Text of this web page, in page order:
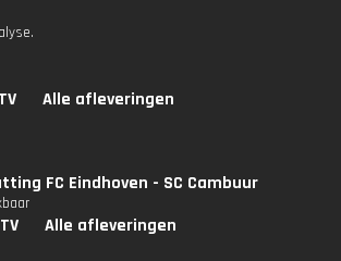
Alle afleveringen
FC Eindhoven - SC Cambuur
Alle afleveringen